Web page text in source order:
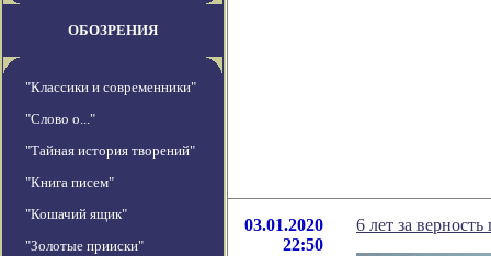
ОБОЗРЕНИЯ
"Классики и современники"
"Слово о..."
"Тайная история творений"
"Книга писем"
"Кошачий ящик"
"Золотые прииски"
03.01.2020
22:50
6 лет за